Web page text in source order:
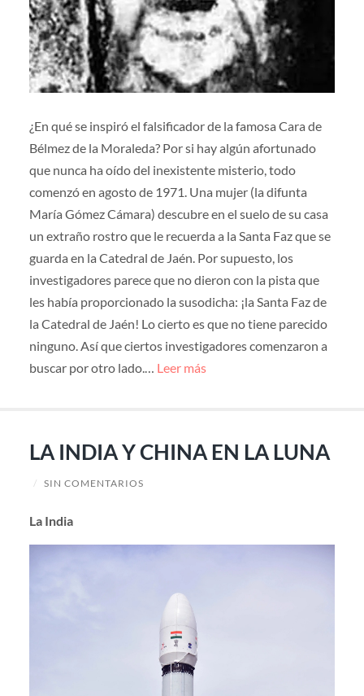
¿En qué se inspiró el falsificador de la famosa Cara de
Bélmez de la Moraleda? Por si hay algún afortunado
que nunca ha oído del inexistente misterio, todo
comenzó en agosto de 1971. Una mujer (la difunta
María Gómez Cámara) descubre en el suelo de su casa
un extraño rostro que le recuerda a la Santa Faz que se
guarda en la Catedral de Jaén. Por supuesto, los
investigadores parece que no dieron con la pista que
les había proporcionado la susodicha: ¡la Santa Faz de
la Catedral de Jaén! Lo cierto es que no tiene parecido
ninguno. Así que ciertos investigadores comenzaron a
buscar por otro lado.… Leer más
LA INDIA Y CHINA EN LA LUNA
/ SIN COMENTARIOS
La India